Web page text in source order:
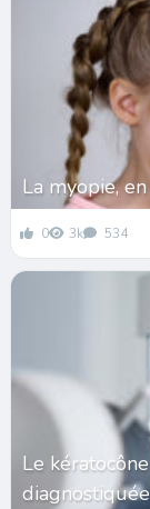
La myopie,
0 3k 534
Le
diagnostiquée